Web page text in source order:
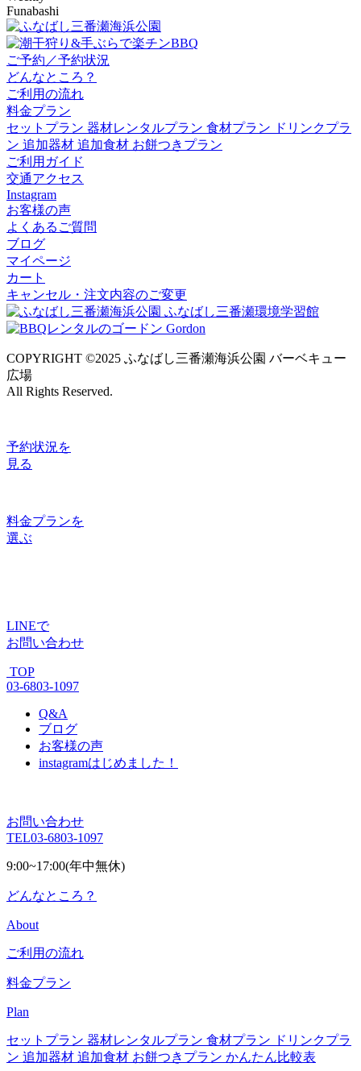
Funabashi
ご予約／予約状況
どんなところ？
ご利用の流れ
料金プラン
セットプラン 器材レンタルプラン 食材プラン ドリンクプラ
ン 追加器材 追加食材 お餅つきプラン
ご利用ガイド
交通アクセス
Instagram
お客様の声
よくあるご質問
ブログ
マイページ
カート
キャンセル・注文内容のご変更
COPYRIGHT ©2025 ふなばし三番瀬海浜公園 バーベキュー
広場
All Rights Reserved.
予約状況を
見る
料金プランを
選ぶ
LINEで
お問い合わせ
TOP
03-6803-1097
Q&A
ブログ
お客様の声
instagramはじめました！
お問い合わせ
TEL03-6803-1097
9:00~17:00(年中無休)
どんなところ？
About
ご利用の流れ
料金プラン
Plan
セットプラン 器材レンタルプラン 食材プラン ドリンクプラ
ン 追加器材 追加食材 お餅つきプラン かんたん比較表